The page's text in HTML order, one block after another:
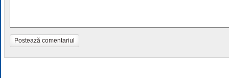
Postează comentariul